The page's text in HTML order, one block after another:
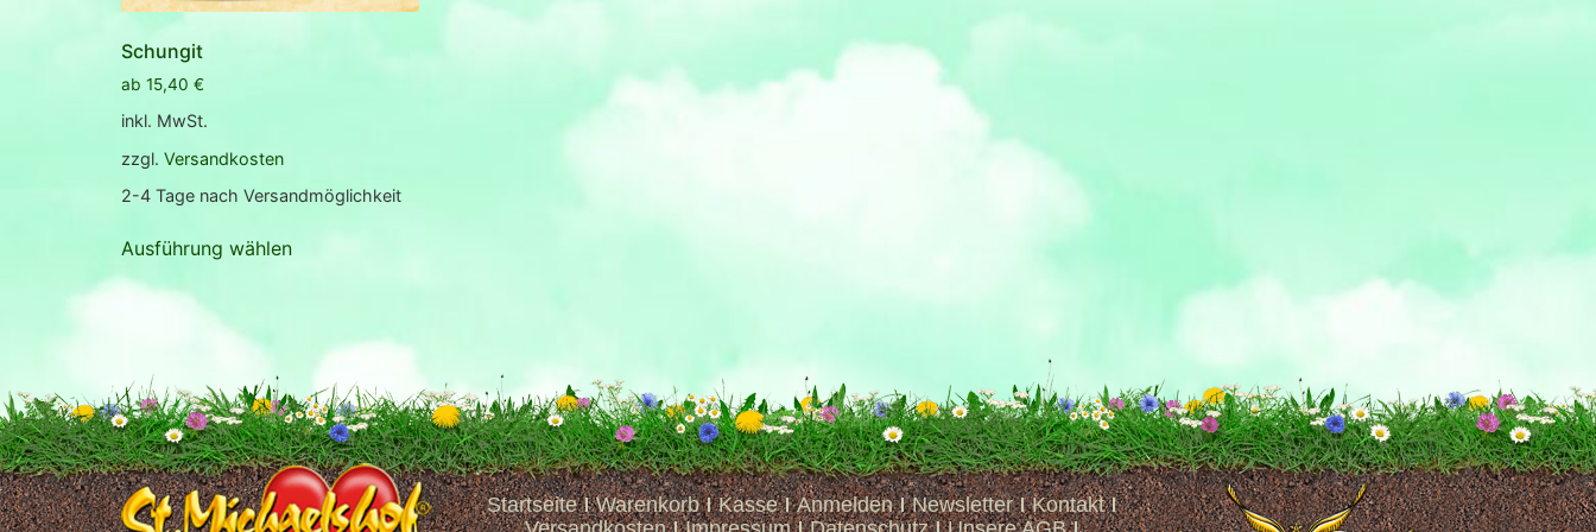
Schungit
ab 15,40 €
inkl. MwSt.
zzgl. Versandkosten
2-4 Tage nach Versandmöglichkeit
Ausführung wählen
Startseite Warenkorb Kasse Anmelden Newsletter
Kontakt